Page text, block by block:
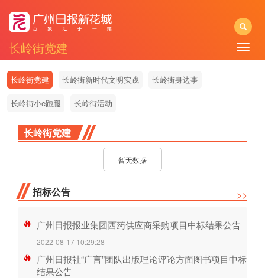
长岭街党建
Toggle
长岭街党建 长岭街新时代文明实践 长岭街身边事
长岭街小e跑腿 长岭街活动
长岭街党建
暂无数据
招标公告 >>
广州日报报业集团西药供应商采购项目中标结果公告
2022-08-17 10:29:28
广州日报社“广言”团队出版理论评论方面图书项目中标
结果公告